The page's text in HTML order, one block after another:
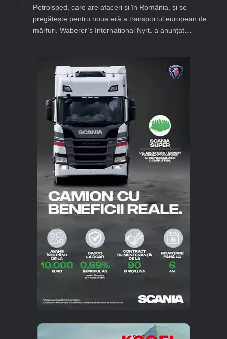
Petrolsped, care are afaceri și în România, și se
pregătește pentru noua eră a transportul european de
mărfuri. Waberer’s International Nyrt. a anunțat…